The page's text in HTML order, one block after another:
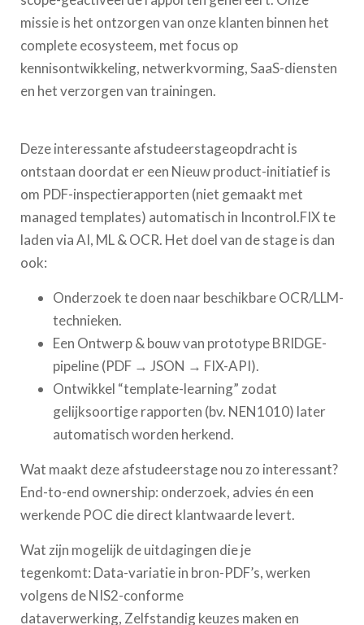
missie is het ontzorgen van onze klanten binnen het
complete ecosysteem, met focus op
kennisontwikkeling, netwerkvorming, SaaS-diensten
en het verzorgen van trainingen.
Deze interessante afstudeerstageopdracht is
ontstaan doordat er een Nieuw product-initiatief is
om PDF-inspectierapporten (niet gemaakt met
managed templates) automatisch in Incontrol.FIX te
laden via AI, ML & OCR. Het doel van de stage is dan
ook:
Onderzoek te doen naar beschikbare OCR/LLM-
technieken.
Een Ontwerp & bouw van prototype BRIDGE-
pipeline (PDF → JSON → FIX-API).
Ontwikkel “template-learning” zodat
gelijksoortige rapporten (bv. NEN1010) later
automatisch worden herkend.
Wat maakt deze afstudeerstage nou zo interessant?
End-to-end ownership: onderzoek, advies én een
werkende POC die direct klantwaarde levert.
Wat zijn mogelijk de uitdagingen die je
tegenkomt: Data-variatie in bron-PDF’s, werken
volgens de NIS2-conforme
dataverwerking, Zelfstandig keuzes maken en